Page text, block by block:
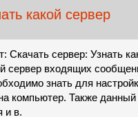
какой сервер
Скачать сервер: Узнать
сервер входящих
знать для
компьютер. Также
и в.